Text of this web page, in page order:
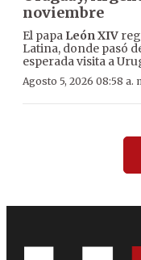
noviembre
El papa León XIV
Latina, donde pasó
esperada visita a
Agosto 5, 2026 08:58 a.